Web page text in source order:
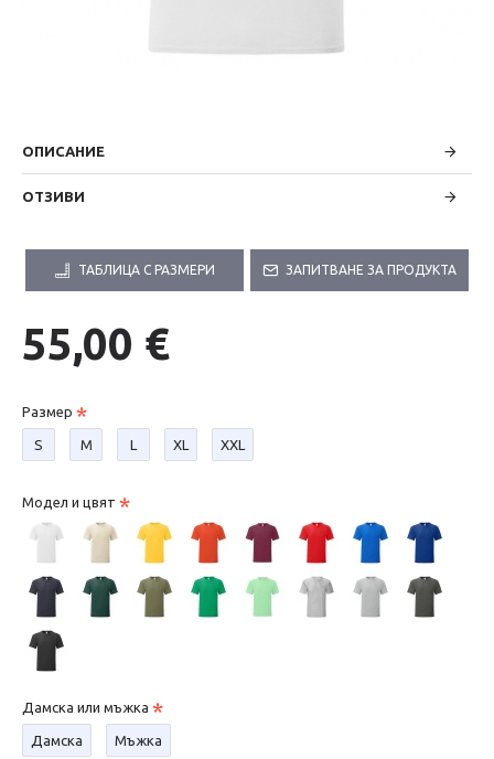
ОПИСАНИЕ
ОТЗИВИ
ТАБЛИЦА С РАЗМЕРИ ЗАПИТВАНЕ ЗА ПРОДУКТА
55,00 €
Размер
S М L XL XXL
Модел и цвят
Дамска или мъжка
Дамска Мъжка